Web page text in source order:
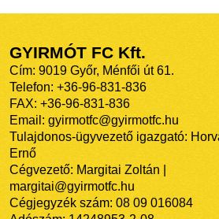
GYIRMÓT FC Kft.
Cím: 9019 Győr, Ménfői út 61.
Telefon: +36-96-831-836
FAX: +36-96-831-836
Email: gyirmotfc@gyirmotfc.hu
Tulajdonos-ügyvezető igazgató:
Ernő
Cégvezető: Margitai Zoltán |
margitai@gyirmotfc.hu
Cégjegyzék szám: 08 09 016084